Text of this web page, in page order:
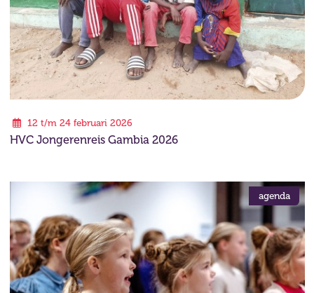
12 t/m 24 februari 2026
HVC Jongerenreis Gambia 2026
agenda